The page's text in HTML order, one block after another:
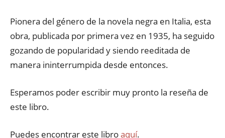
Pionera del género de la novela negra en Italia, esta
obra, publicada por primera vez en 1935, ha seguido
gozando de popularidad y siendo reeditada de
manera ininterrumpida desde entonces.
Esperamos poder escribir muy pronto la reseña de
este libro.
Puedes encontrar este libroaquí.